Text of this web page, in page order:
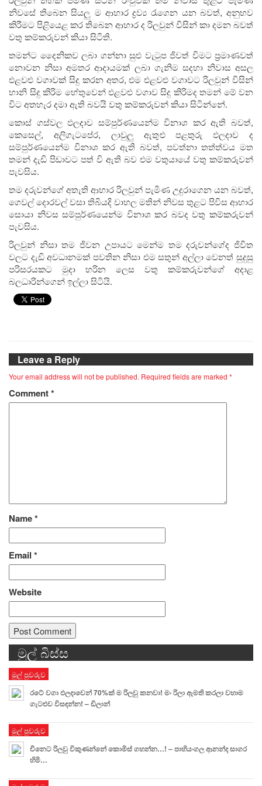
නිවසේ තිබෙන සියලු ම ආහාර ද්‍රව්‍ය රැගෙන යන බවත්, අනුභව
කිරීමට පිළියෙළ කර තිබෙන ආහාර ද රිලවුන් විසින් කා දමන බවත්
වතු කම්කරුවන් කියා සිටිති.
තමන්ට දෛනිකව ලබා ගන්නා සුළු වැටුප ජිවත් විමට ප්‍රමාණවත්
නොවන නිසා අමතර ආදායමක් ලබා ගැනිම සදහා නිවාස අසල
එළවළු වගාවක් සිදු කරන අතර, එම එළවළු වගාවට රිලවුන් විසින්
හානි සිදු කිරිම හේතුවෙන් එළවළු වගාව සිදු කිරිමද තමන් මේ වන
විට අතහැර දමා ඇති බවයි වතු කම්කරුවන් කියා සිටින්නේ.
කොස් ගස්වල ඵලදාව සම්පුර්ණයෙන්ම විනාශ කර ඇති බවත්,
කෙසෙල්, අලිගැටපේර, ලාවුලු ඇතුළු පළතුරු ඵලදාව ද
සම්පුර්ණයෙන්ම විනාශ කර ඇති බවත්, පවත්නා තත්ත්වය මත
තමන් දැඩි පිඩාවට පත් වි ඇති බව එම වතුයායේ වතු කම්කරුවන්
පැවසිය.
තම දරුවන්ගේ අතැති ආහාර රිලවුන් පැමිණ උදුරාගෙන යන බවත්,
ගෙවල් දොරවල් වසා තිබියදි වාහල මතින් නිවස තුළට පිවිස ආහාර
සොයා නිවස සම්පුර්ණයෙන්ම විනාශ කර බවද වතු කම්කරුවන්
පැවසිය.
රිලවුන් නිසා තම ජිවන උපායට මෙන්ම තම දරුවන්ගේද ජිවිත
වලට දැඩි අවධානමක් පවතින නිසා එම සතුන් අල්ලා වෙනත් සුදුසු
පරිසරයකට මුදා හරින ලෙස වතු කම්කරුවන්ගේ අදාළ
බලධාරින්ගෙන් ඉල්ලා සිටියි.
Leave a Reply
Your email address will not be published. Required fields are marked *
Comment*
Name*
Email *
Website
Alternative:
මුල් බිස්ස
මුල් පුවරුව
රටේ වගා ඵලදාවෙන් 70%ක් ම රිලවු කනවා! මං රිලා ඇමති කරලා වහාම
ගැටළුව විසඳන්න! – ඩිලාන්
මුල් පුවරුව
චීනෙට රිලවු විකුණන්නේ කොමිස් ගහන්න…! – පාහියංගල ආනන්ද සාගර
හිමි…